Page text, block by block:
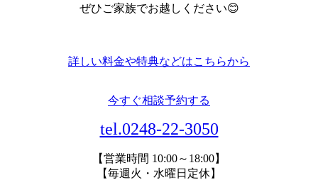
ぜひご家族でお越しください😊
詳しい料金や特典などはこちらから
今すぐ相談予約する
tel.0248-22-3050
【営業時間 10:00～18:00】
【毎週火・水曜日定休】